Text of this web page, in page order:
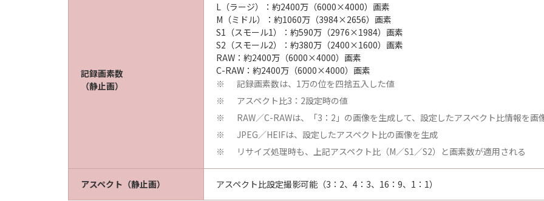
記録画素数
（静止画）
L（ラージ）：約2400万（6000×4000）画素
M（ミドル）：約1060万（3984×2656）画素
S1（スモール1）：約590万（2976×1984）画素
S2（スモール2）：約380万（2400×1600）画素
RAW：約2400万（6000×4000）画素
C-RAW：約2400万（6000×4000）画素
※ 記録画素数は、1万の位を四捨五入した値
※ アスペクト比3：2設定時の値
※ RAW／C-RAWは、「3：2」の画像を生成して、設定したアスペクト比情報を画
※ JPEG／HEIFは、設定したアスペクト比の画像を生成
※ リサイズ処理時も、上記アスペクト比（M／S1／S2）と画素数が適用される
アスペクト（静止画） アスペクト比設定撮影可能（3：2、4：3、16：9、1：1）